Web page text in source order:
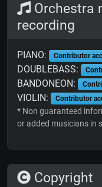
Orchestra
recording
PIANO: Contributor
DOUBLEBASS:
BANDONEON:
VIOLIN: Contributor
* Non guaranteed
or added musicians in
Copyright